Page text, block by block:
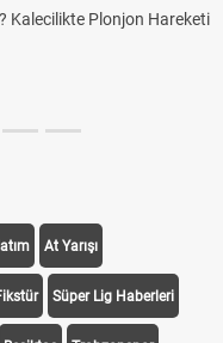
Nasıl Yapılır?
Süper Lig Haberleri
Beşiktaş Trabzonspor
Beşiktaş Transfer